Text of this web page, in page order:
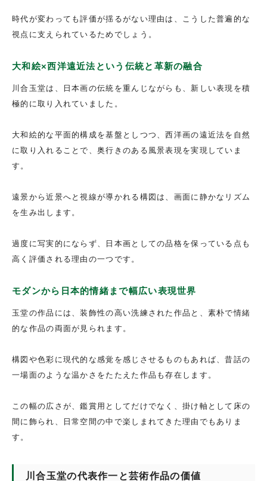
時代が変わっても評価が揺るがない理由は、こうした普遍的な
視点に支えられているためでしょう。
大和絵×西洋遠近法という伝統と革新の融合
川合玉堂は、日本画の伝統を重んじながらも、新しい表現を積
極的に取り入れていました。
大和絵的な平面的構成を基盤としつつ、西洋画の遠近法を自然
に取り入れることで、奥行きのある風景表現を実現していま
す。
遠景から近景へと視線が導かれる構図は、画面に静かなリズム
を生み出します。
過度に写実的にならず、日本画としての品格を保っている点も
高く評価される理由の一つです。
モダンから日本的情緒まで幅広い表現世界
玉堂の作品には、装飾性の高い洗練された作品と、素朴で情緒
的な作品の両面が見られます。
構図や色彩に現代的な感覚を感じさせるものもあれば、昔話の
一場面のような温かさをたたえた作品も存在します。
この幅の広さが、鑑賞用としてだけでなく、掛け軸として床の
間に飾られ、日常空間の中で楽しまれてきた理由でもありま
す。
川合玉堂の代表作一と芸術作品の価値